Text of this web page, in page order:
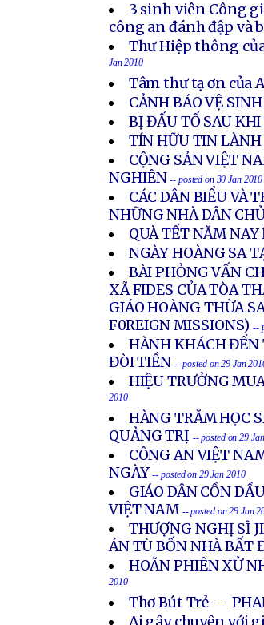
3 sinh viên Công
công an đánh đập và
Thư Hiệp thông
Jan 2010
Tâm thư tạ ơn của
CẢNH BÁO VỆ
BỊ ĐẤU TỐ SAU KHI
TÍN HỮU TIN
CỘNG SẢN VIỆT
NGHIÊN -- posted on 30 Jan 2010
CÁC DÂN BIỂU VÀ
NHỮNG NHÀ DÂN
QUÀ TẾT NĂM NAY
NGÀY HOÀNG SA
BÀI PHỎNG VẤN
XÃ FIDES CỦA TÒA
GIÁO HOÀNG THỪA
F0REIGN MISSIONS)--
HÀNH KHÁCH ĐẾN
ĐÒI TIỀN -- posted on 29 Jan
HIỆU TRƯỞNG
2010
HÀNG TRĂM HỌC
QUẢNG TRỊ -- posted on 29
CÔNG AN VIỆT
NGÀY -- posted on 29 Jan 2010
GIÁO DÂN CỒN
VIỆT NAM -- posted on 29 Jan
THƯỢNG NGHỊ SĨ
ÁN TÙ BỐN NHÀ BẤT
HOÃN PHIÊN XỬ
2010
Thơ Bút Trẻ --